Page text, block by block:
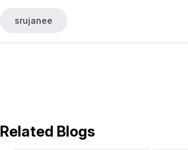
srujanee
Related Blogs